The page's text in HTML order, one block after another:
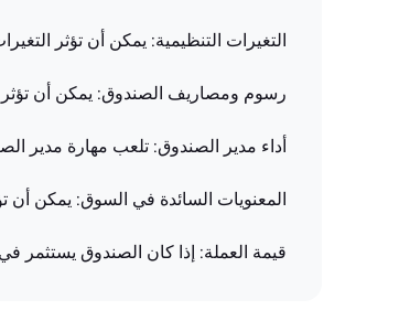
التغيرات التنظيمية: يمكن أن تؤثر
رسوم ومصاريف الصندوق: يمكن أن تؤثر
أداء مدير الصندوق: تلعب مهارة مدير
المعنويات السائدة في السوق: يمكن أن
قيمة العملة: إذا كان الصندوق